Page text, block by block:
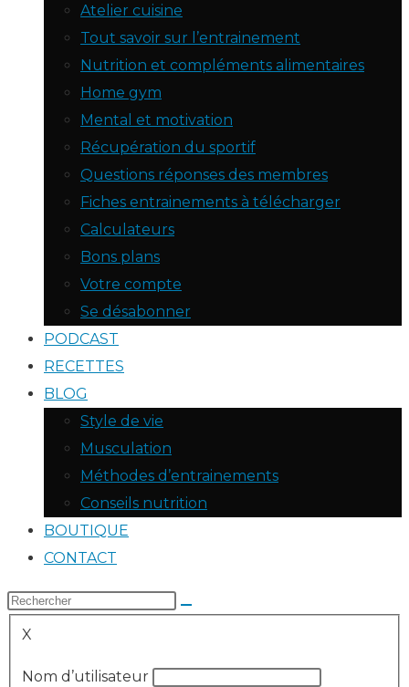
Atelier cuisine
Tout savoir sur l’entrainement
Nutrition et compléments alimentaires
Home gym
Mental et motivation
Récupération du sportif
Questions réponses des membres
Fiches entrainements à télécharger
Calculateurs
Bons plans
Votre compte
Se désabonner
PODCAST
RECETTES
BLOG
Style de vie
Musculation
Méthodes d’entrainements
Conseils nutrition
BOUTIQUE
CONTACT
X
Nom d’utilisateur